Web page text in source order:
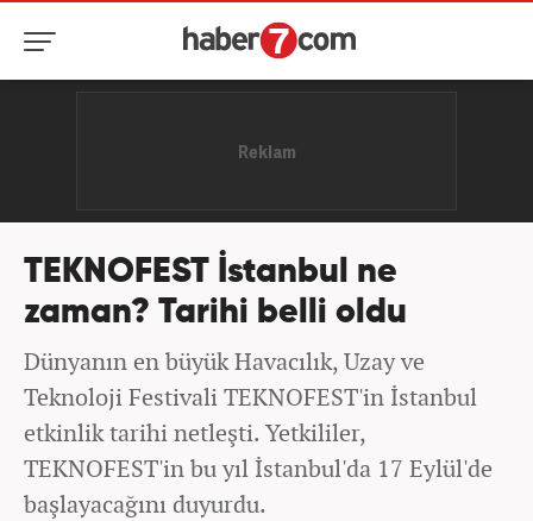
TEKNOFEST İstanbul ne
zaman? Tarihi belli oldu
Dünyanın en büyük Havacılık, Uzay ve
Teknoloji Festivali TEKNOFEST'in İstanbul
etkinlik tarihi netleşti. Yetkililer,
TEKNOFEST'in bu yıl İstanbul'da 17 Eylül'de
başlayacağını duyurdu.